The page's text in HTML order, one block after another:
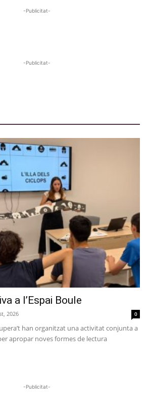
-Publicitat-
-Publicitat-
a l’Espai Boule
2026 0
han organitzat una activitat conjunta a
apropar noves formes de lectura
-Publicitat-